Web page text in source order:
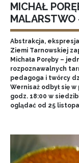
MICHAŁ
Abstrakcja,
Ziemi Tarnowskiej
Michała Poręby –
rozpoznawalnych
pedagoga i twórcy
Wernisaż odbył się
godz. 18:00 w
oglądać od 25